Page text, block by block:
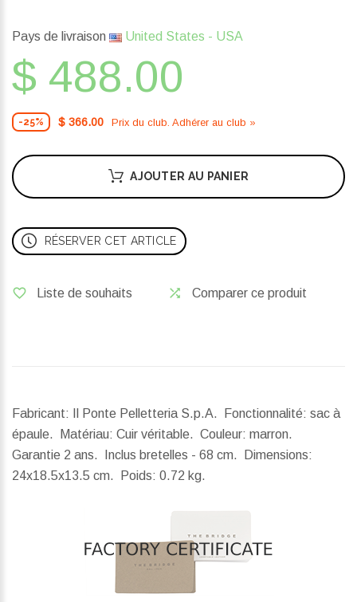
Pays de livraison United States - USA
$ 488.00
-25% $ 366.00 Prix ​​du club. Adhérer au club »
AJOUTER AU PANIER
RÉSERVER CET ARTICLE
Liste de souhaits Comparer ce produit
Fabricant: Il Ponte Pelletteria S.p.A. Fonctionnalité: sac à
épaule. Matériau: Cuir véritable. Couleur: marron.
Garantie 2 ans. Inclus bretelles - 68 cm.
Dimensions:
24x18.5x13.5 cm.
Poids: 0.72 kg.